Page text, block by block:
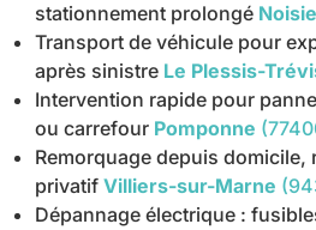
stationnement prolongé
Transport de véhicule pour
après sinistre Le Plessis-
Intervention rapide pour
ou carrefour Pomponne
Remorquage depuis domicile,
privatif Villiers-sur-Marne
Dépannage électrique :